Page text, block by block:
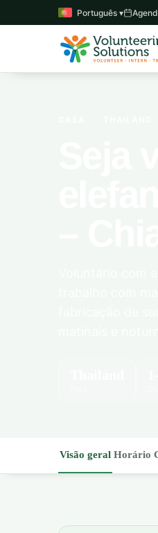
Português ▾
Visão geral Horário